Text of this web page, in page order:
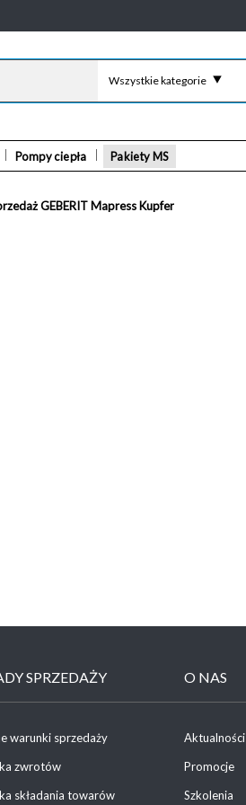
Wszystkie kategorie
Pompy ciepła Pakiety MS
GEBERIT Mapress Kupfer
SPRZEDAŻY
warunki sprzedaży
zwrotów
składania towarów
O NAS
Aktualności
Promocje
Szkolenia